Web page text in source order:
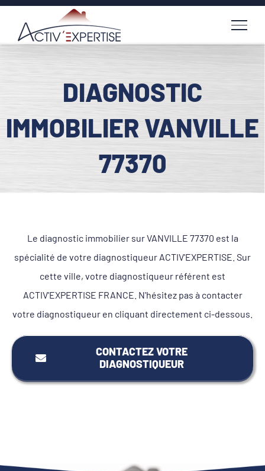
Passer
contenu
DIAGNOSTIC
IMMOBILIER VANVILLE
77370
Le diagnostic immobilier sur VANVILLE 77370 est la
spécialité de votre diagnostiqueur ACTIV'EXPERTISE. Sur
cette ville, votre diagnostiqueur référent est
ACTIV'EXPERTISE FRANCE. N'hésitez pas à contacter
votre diagnostiqueur en cliquant directement ci-dessous.
CONTACTEZ VOTRE
DIAGNOSTIQUEUR